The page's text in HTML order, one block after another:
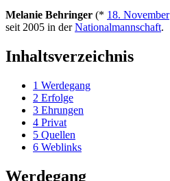
Melanie Behringer (* 18. November
seit 2005 in derNationalmannschaft.
Inhaltsverzeichnis
1 Werdegang
2 Erfolge
3 Ehrungen
4 Privat
5 Quellen
6 Weblinks
Werdegang